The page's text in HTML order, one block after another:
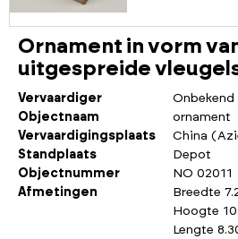
Ornament in vorm
uitgespreide
Vervaardiger
Onbekend
Objectnaam
ornament
Vervaardigingsplaats
China
Standplaats
Depot
Objectnummer
NO 02011
Afmetingen
Breedte
Hoogte
Lengte